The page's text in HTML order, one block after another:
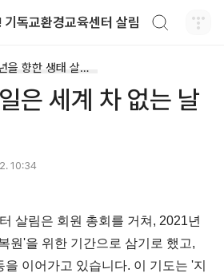
기독교환경교육센터 살림
살림의 영성/지구복원 10년을 향한 생태 살림 기도
은 세계 차 없는 날
10:34
살림은 회원 총회를 거쳐, 2021년
원'을 위한 기간으로 삼기로 했고,
을 이어가고 있습니다.​ 이 기도는 '지